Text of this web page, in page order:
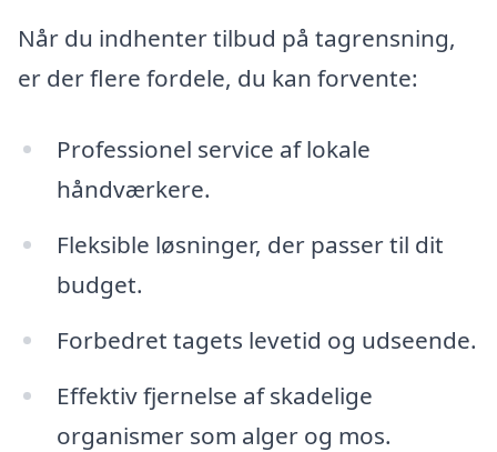
Når du indhenter tilbud på tagrensning,
er der flere fordele, du kan forvente:
Professionel service af lokale
håndværkere.
Fleksible løsninger, der passer til dit
budget.
Forbedret tagets levetid og udseende.
Effektiv fjernelse af skadelige
organismer som alger og mos.